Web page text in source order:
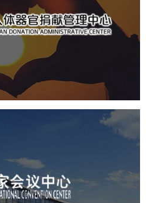
官网 网站建设
议中心